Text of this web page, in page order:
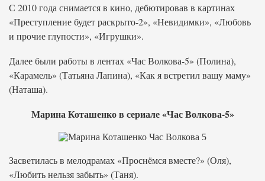
С 2010 года снимается в кино, дебютировав в картинах
«Преступление будет раскрыто-2», «Невидимки», «Любовь
и прочие глупости», «Игрушки».
Далее были работы в лентах «Час Волкова-5» (Полина),
«Карамель» (Татьяна Лапина), «Как я встретил вашу маму»
(Наташа).
Марина Коташенко в сериале «Час Волкова-5»
Засветилась в мелодрамах «Проснёмся вместе?» (Оля),
«Любить нельзя забыть» (Таня).